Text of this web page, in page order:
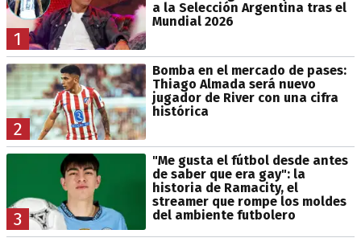
1
a la Selección Argentina tras el
Mundial 2026
2
Bomba en el mercado de pases:
Thiago Almada será nuevo
jugador de River con una cifra
histórica
3
"Me gusta el fútbol desde antes
de saber que era gay": la
historia de Ramacity, el
streamer que rompe los moldes
del ambiente futbolero